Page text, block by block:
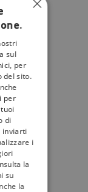
sul
per
del sito.
per
di
inviarti
i
la
su
la